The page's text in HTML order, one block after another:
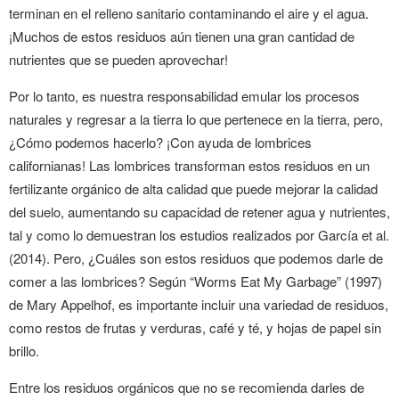
terminan en el relleno sanitario contaminando el aire y el agua.
¡Muchos de estos residuos aún tienen una gran cantidad de
nutrientes que se pueden aprovechar!
Por lo tanto, es nuestra responsabilidad emular los procesos
naturales y regresar a la tierra lo que pertenece en la tierra, pero,
¿Cómo podemos hacerlo? ¡Con ayuda de lombrices
californianas! Las lombrices transforman estos residuos en un
fertilizante orgánico de alta calidad que puede mejorar la calidad
del suelo, aumentando su capacidad de retener agua y nutrientes,
tal y como lo demuestran los estudios realizados por García et al.
(2014). Pero, ¿Cuáles son estos residuos que podemos darle de
comer a las lombrices? Según “Worms Eat My Garbage” (1997)
de Mary Appelhof, es importante incluir una variedad de residuos,
como restos de frutas y verduras, café y té, y hojas de papel sin
brillo.
Entre los residuos orgánicos que no se recomienda darles de